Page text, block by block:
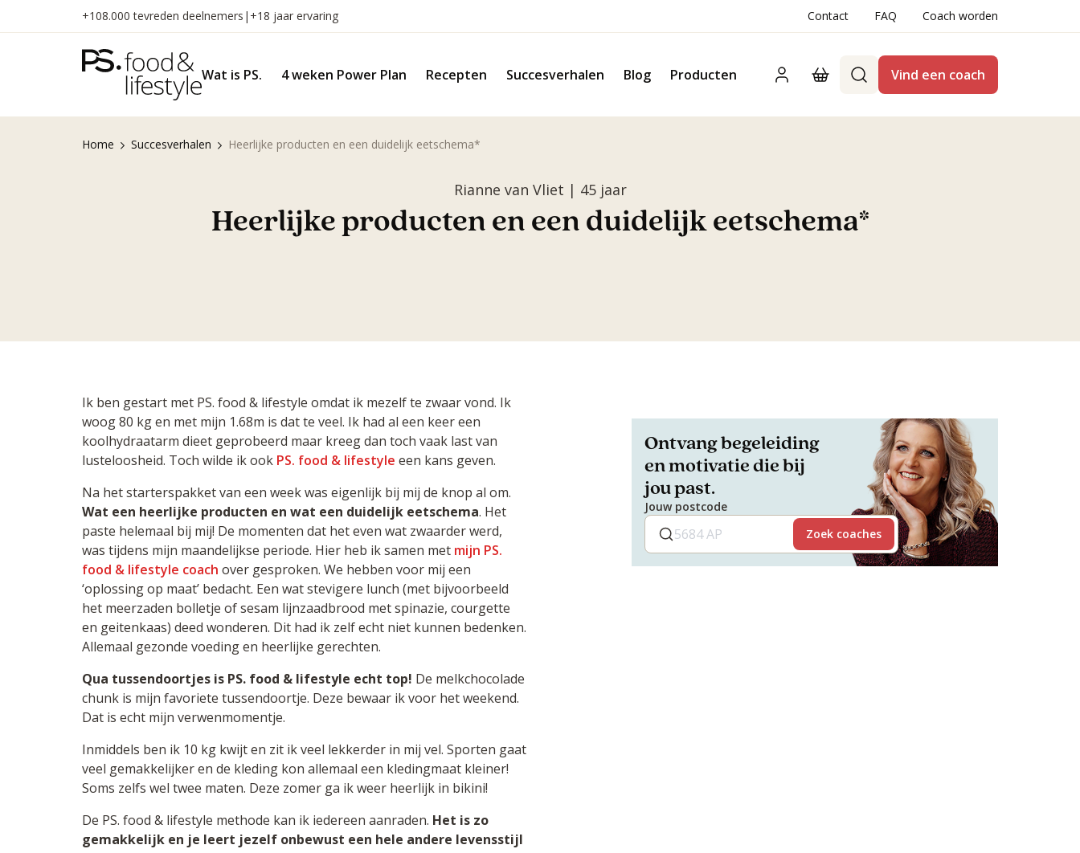
inhoud
+108.000 tevreden deelnemers | +18 jaar ervaring Contact FAQ Coach worden
Wat is PS. 4 weken Power Plan Recepten Succesverhalen Blog Producten Vind een coach
Home Succesverhalen Heerlijke producten en een duidelijk eetschema*
Rianne van Vliet | 45 jaar
Heerlijke producten en een duidelijk eetschema*
Ik ben gestart met PS. food & lifestyle omdat ik mezelf te zwaar vond. Ik
woog 80 kg en met mijn 1.68m is dat te veel. Ik had al een keer een
koolhydraatarm dieet geprobeerd maar kreeg dan toch vaak last van
lusteloosheid. Toch wilde ik ook PS. food & lifestyle een kans geven.
Na het starterspakket van een week was eigenlijk bij mij de knop al om.
Wat een heerlijke producten en wat een duidelijk eetschema. Het
paste helemaal bij mij! De momenten dat het even wat zwaarder werd,
was tijdens mijn maandelijkse periode. Hier heb ik samen met mijn PS.
food & lifestyle coach over gesproken. We hebben voor mij een
‘oplossing op maat’ bedacht. Een wat stevigere lunch (met bijvoorbeeld
het meerzaden bolletje of sesam lijnzaadbrood met spinazie, courgette
en geitenkaas) deed wonderen. Dit had ik zelf echt niet kunnen bedenken.
Allemaal gezonde voeding en heerlijke gerechten.
Qua tussendoortjes is PS. food & lifestyle echt top! De melkchocolade
chunk is mijn favoriete tussendoortje. Deze bewaar ik voor het weekend.
Dat is echt mijn verwenmomentje.
Inmiddels ben ik 10 kg kwijt en zit ik veel lekkerder in mij vel. Sporten gaat
veel gemakkelijker en de kleding kon allemaal een kledingmaat kleiner!
Soms zelfs wel twee maten. Deze zomer ga ik weer heerlijk in bikini!
De PS. food & lifestyle methode kan ik iedereen aanraden. Het is zo
gemakkelijk en je leert jezelf onbewust een hele andere levensstijl
Ontvang begeleiding
en motivatie die bij
jou past.
Jouw postcode
Zoek coaches